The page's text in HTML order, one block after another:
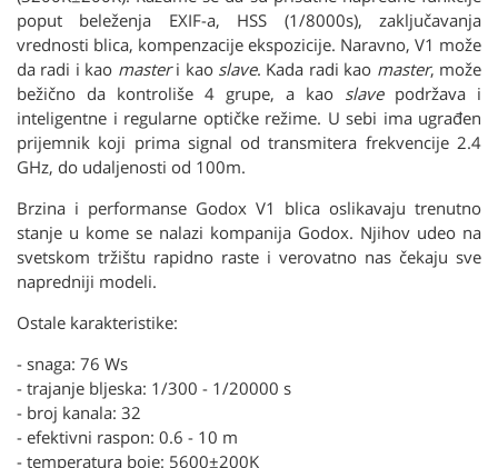
poput beleženja EXIF-a, HSS (1/8000s), zaključavanja
vrednosti blica, kompenzacije ekspozicije. Naravno, V1 može
da radi i kao masteri kao slave. Kada radi kao master, može
bežično da kontroliše 4 grupe, a kao slavepodržava i
inteligentne i regularne optičke režime. U sebi ima ugrađen
prijemnik koji prima signal od transmitera frekvencije 2.4
GHz, do udaljenosti od 100m.
Brzina i performanse Godox V1 blica oslikavaju trenutno
stanje u kome se nalazi kompanija Godox. Njihov udeo na
svetskom tržištu rapidno raste i verovatno nas čekaju sve
napredniji modeli.
Ostale karakteristike:
- snaga: 76 Ws
- trajanje bljeska: 1/300 - 1/20000 s
- broj kanala: 32
- efektivni raspon: 0.6 - 10 m
- temperatura boje: 5600±200K